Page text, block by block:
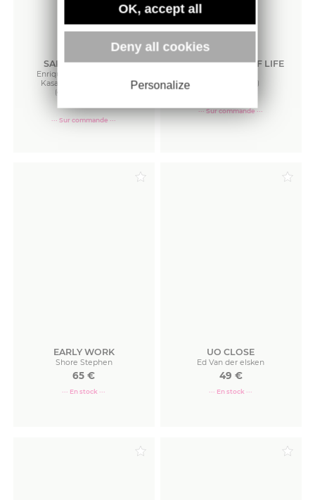
SAKIKO NOMURA
Enrique Juncosa, Michiko
Kasahara, Simon Baker
(édition en anglais)
··· Sur commande ···
THE STILLNESS OF LIFE
(édition en anglais)
··· Sur commande ···
EARLY WORK
Shore Stephen
65€
··· En stock ···
UO CLOSE
Ed Van der elsken
49 €
··· En stock ···
OK, accept all
Deny all cookies
Personalize